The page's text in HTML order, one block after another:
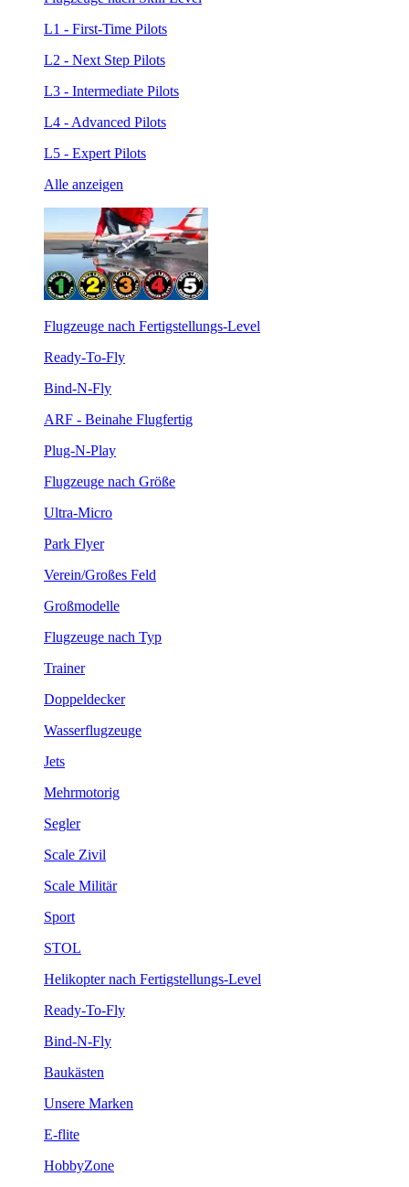
L1 - First-Time Pilots
L2 - Next Step Pilots
L3 - Intermediate Pilots
L4 - Advanced Pilots
L5 - Expert Pilots
Alle anzeigen
Flugzeuge nach Fertigstellungs-Level
Ready-To-Fly
Bind-N-Fly
ARF - Beinahe Flugfertig
Plug-N-Play
Flugzeuge nach Größe
Ultra-Micro
Park Flyer
Verein/Großes Feld
Großmodelle
Flugzeuge nach Typ
Trainer
Doppeldecker
Wasserflugzeuge
Jets
Mehrmotorig
Segler
Scale Zivil
Scale Militär
Sport
STOL
Helikopter nach Fertigstellungs-Level
Ready-To-Fly
Bind-N-Fly
Baukästen
Unsere Marken
E-flite
HobbyZone